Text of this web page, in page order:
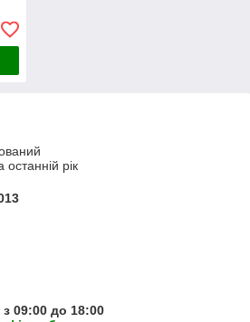
останній рік
09:00 до 18:00